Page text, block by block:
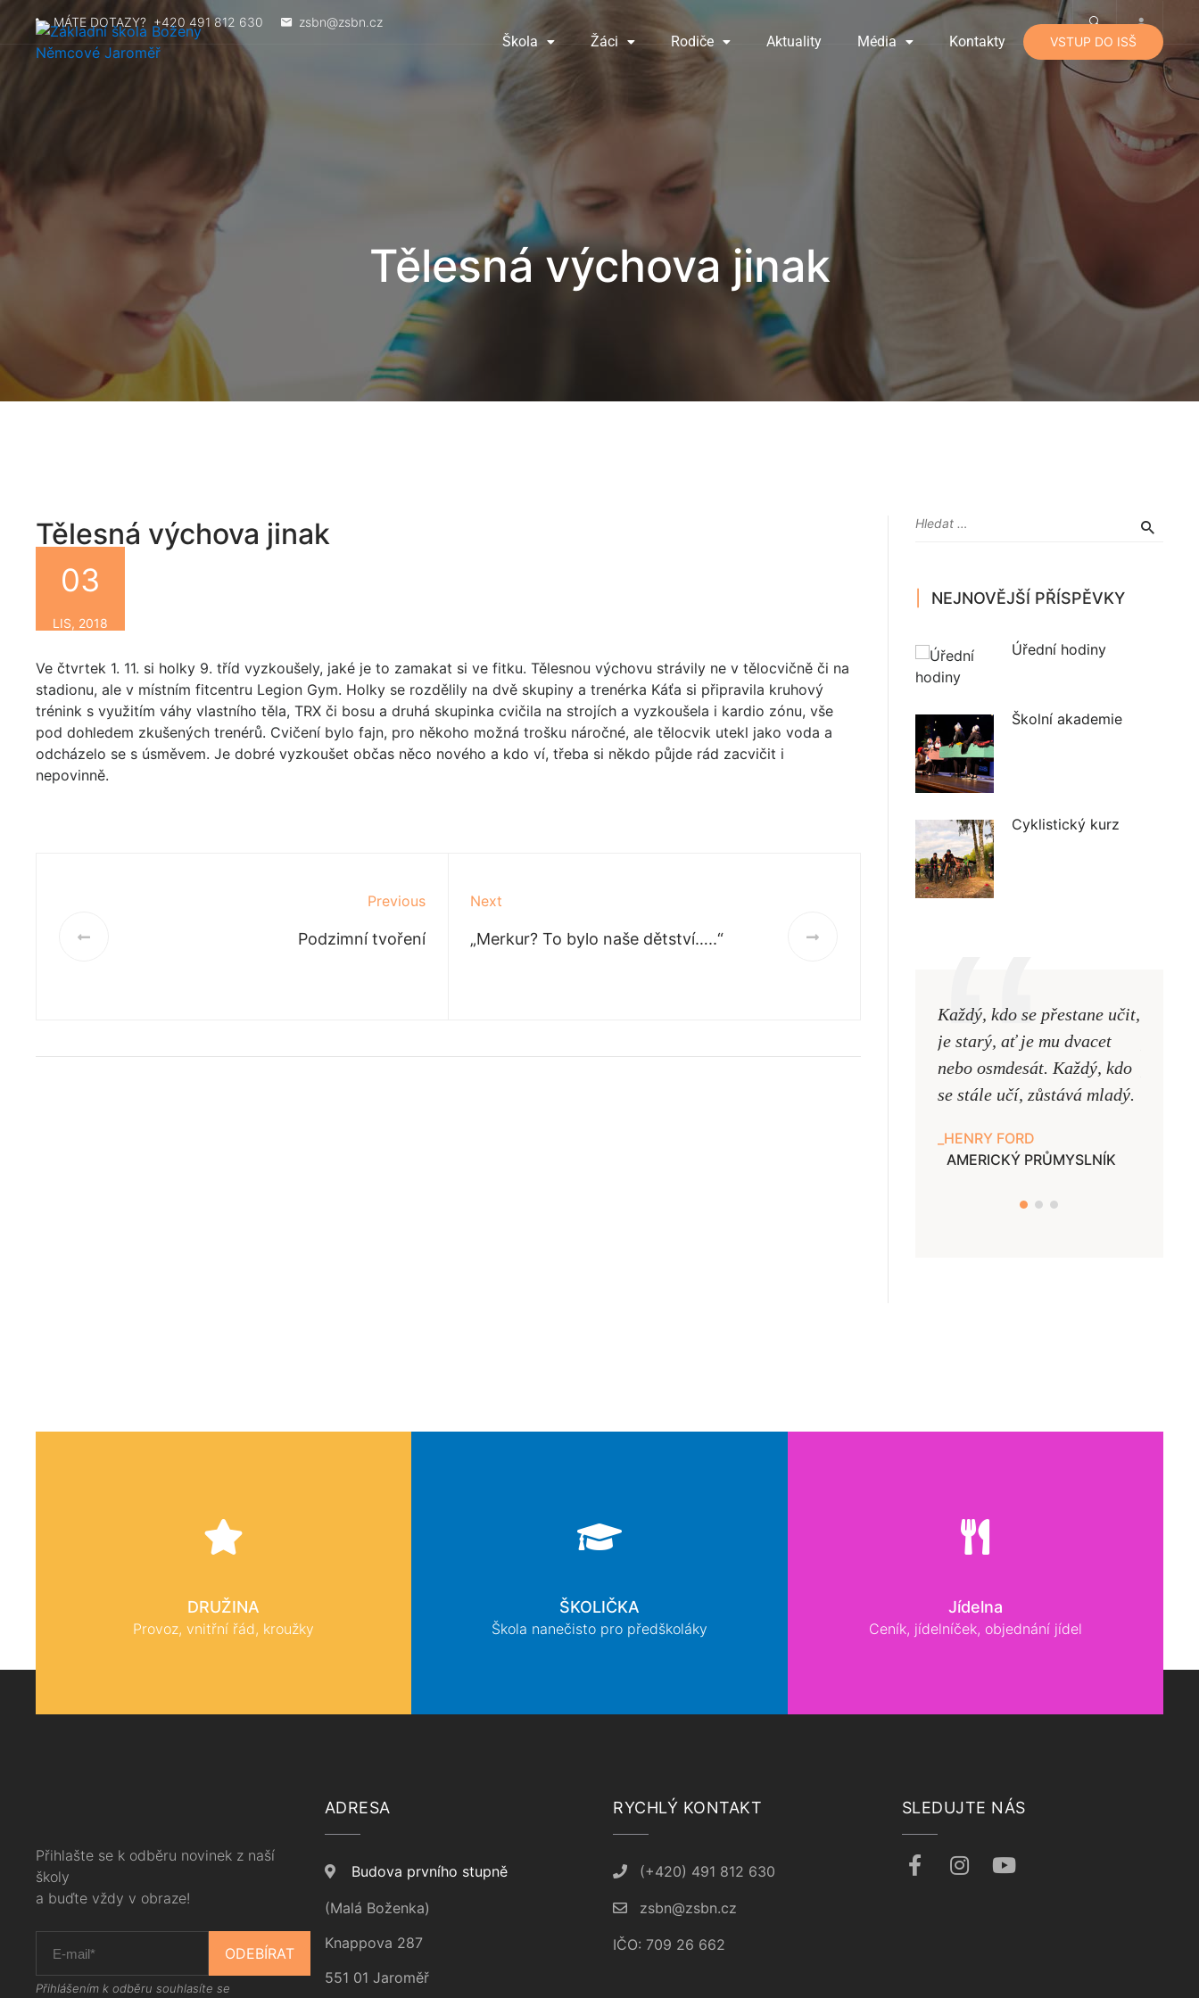
MÁTE DOTAZY? +420 491 812 630 zsbn@zsbn.cz
Škola Žáci Rodiče Aktuality Média Kontakty VSTUP DO ISŠ
Tělesná výchova jinak
Tělesná výchova jinak
By
03
LIS, 2018
Ve čtvrtek 1. 11. si holky 9. tříd vyzkoušely, jaké je to zamakat si ve fitku. Tělesnou výchovu strávily ne v tělocvičně či na
stadionu, ale v místním fitcentru Legion Gym. Holky se rozdělily na dvě skupiny a trenérka Káťa si připravila kruhový
trénink s využitím váhy vlastního těla, TRX či bosu a druhá skupinka cvičila na strojích a vyzkoušela i kardio zónu, vše
pod dohledem zkušených trenérů. Cvičení bylo fajn, pro někoho možná trošku náročné, ale tělocvik utekl jako voda a
odcházelo se s úsměvem. Je dobré vyzkoušet občas něco nového a kdo ví, třeba si někdo půjde rád zacvičit i
nepovinně.
Previous
Podzimní tvoření
Next
„Merkur? To bylo naše dětství…..“
NEJNOVĚJŠÍ PŘÍSPĚVKY
Úřední hodiny
Školní akademie
Cyklistický kurz
Každý, kdo se přestane učit,
je starý, ať je mu dvacet
nebo osmdesát. Každý, kdo
se stále učí, zůstává mladý.
HENRY FORD
AMERICKÝ PRŮMYSLNÍK
DRUŽINA
Provoz, vnitřní řád, kroužky
ŠKOLIČKA
Škola nanečisto pro předškoláky
Jídelna
Ceník, jídelníček, objednání jídel
Přihlašte se k odběru novinek z naší
školy
a buďte vždy v obraze!
ODEBÍRAT
Přihlášením k odběru souhlasíte se
ADRESA
Budova prvního stupně
(Malá Boženka)
Knappova 287
551 01 Jaroměř
RYCHLÝ KONTAKT
(+420) 491 812 630
zsbn@zsbn.cz
IČO: 709 26 662
SLEDUJTE NÁS